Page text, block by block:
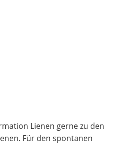
Lienen gerne zu den
Für den spontanen